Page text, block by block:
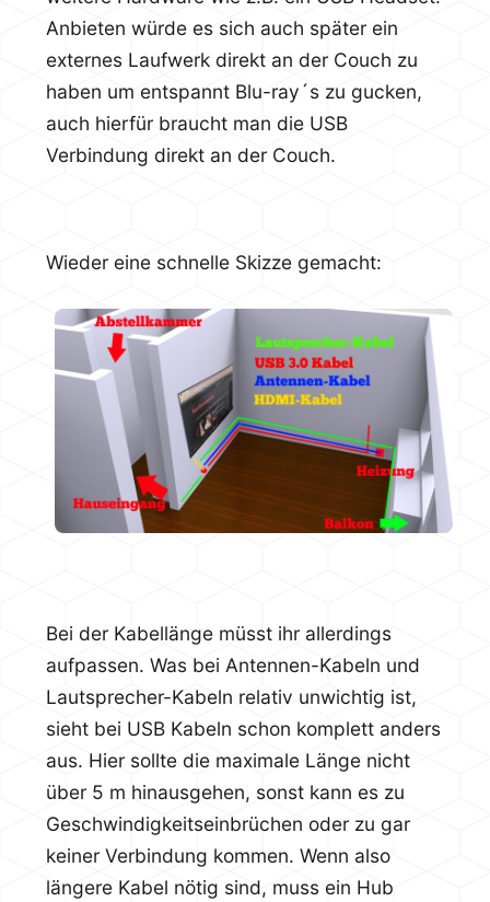
Anbieten würde es sich auch später ein
externes Laufwerk direkt an der Couch zu
haben um entspannt Blu-ray´s zu gucken,
auch hierfür braucht man die USB
Verbindung direkt an der Couch.
Wieder eine schnelle Skizze gemacht:
Bei der Kabellänge müsst ihr allerdings
aufpassen. Was bei Antennen-Kabeln und
Lautsprecher-Kabeln relativ unwichtig ist,
sieht bei USB Kabeln schon komplett anders
aus. Hier sollte die maximale Länge nicht
über 5 m hinausgehen, sonst kann es zu
Geschwindigkeitseinbrüchen oder zu gar
keiner Verbindung kommen. Wenn also
längere Kabel nötig sind, muss ein Hub